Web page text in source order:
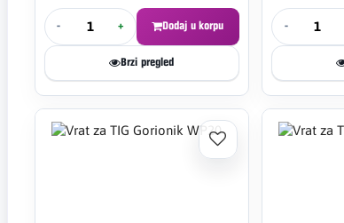
- + Dodaj u korpu
Brzi pregled
-